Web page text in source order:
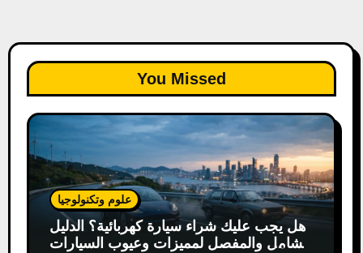
You Missed
علوم وتكنولوجيا
هل يجب عليك شراء سيارة كهربائية؟ الدليل
الشامل والمفصل لمميزات وعيوب السيارات